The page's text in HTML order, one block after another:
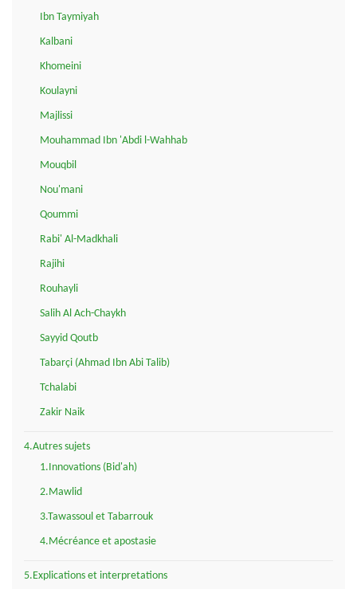
Ibn Taymiyah
Kalbani
Khomeini
Koulayni
Majlissi
Mouhammad Ibn 'Abdi l-Wahhab
Mouqbil
Nou'mani
Qoummi
Rabi' Al-Madkhali
Rajihi
Rouhayli
Salih Al Ach-Chaykh
Sayyid Qoutb
Tabarçi (Ahmad Ibn Abi Talib)
Tchalabi
Zakir Naik
4.Autres sujets
1.Innovations (Bid'ah)
2.Mawlid
3.Tawassoul et Tabarrouk
4.Mécréance et apostasie
5.Explications et interpretations